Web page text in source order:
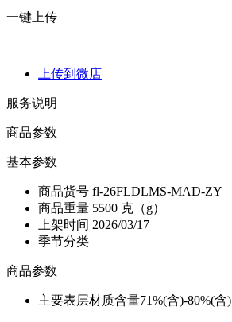
一键上传
上传到微店
服务说明
商品参数
基本参数
商品货号 fl-26FLDLMS-MAD-ZY
商品重量 5500 克（g）
上架时间 2026/03/17
季节分类
商品参数
主要表层材质含量71%(含)-80%(含)